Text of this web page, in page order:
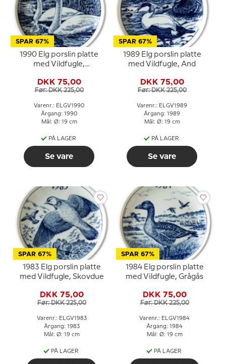
SPAR 67%
1990 Elg porslin platte
med Vildfugle,
DKK 75,00
Før: DKK 225,00
Varenr.: ELGV1990
Årgang: 1990
Mål: Ø: 19 cm
PÅ LAGER
Se vare
SPAR 67%
1989 Elg porslin platte
med Vildfugle, And
DKK 75,00
Før: DKK 225,00
Varenr.: ELGV1989
Årgang: 1989
Mål: Ø: 19 cm
PÅ LAGER
Se vare
SPAR 67%
1983 Elg porslin platte
med Vildfugle, Skovdue
DKK 75,00
Før: DKK 225,00
Varenr.: ELGV1983
Årgang: 1983
Mål: Ø: 19 cm
PÅ LAGER
SPAR 67%
1984 Elg porslin platte
med Vildfugle, Grågås
DKK 75,00
Før: DKK 225,00
Varenr.: ELGV1984
Årgang: 1984
Mål: Ø: 19 cm
PÅ LAGER